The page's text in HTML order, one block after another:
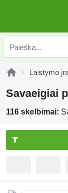
Laistymo
Savaeigiai
116 skelbimai: